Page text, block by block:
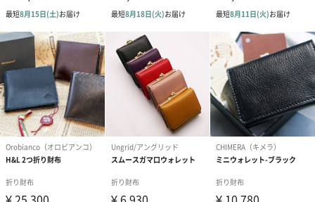
お届けボックスオプション
配送用のダンボールを装飾いたします。お相手のご住所に直接お
送りする際に人気のオプションです。お相手に直接手渡しする場
合は、紙袋との併用もおすすめです。